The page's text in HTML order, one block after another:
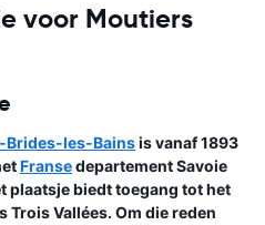
voor Moutiers
les-Bainsis vanaf 1893
Fransedepartement Savoie
plaatsje biedt toegang tot het
Trois Vallées. Om die reden